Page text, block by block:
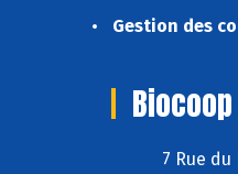
Gestion des
7 Rue du